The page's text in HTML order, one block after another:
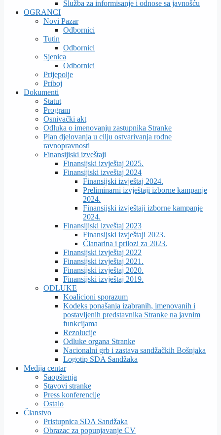
Služba za informisanje i odnose sa javnošću
OGRANCI
Novi Pazar
Odbornici
Tutin
Odbornici
Sjenica
Odbornici
Prijepolje
Priboj
Dokumenti
Statut
Program
Osnivački akt
Odluka o imenovanju zastupnika Stranke
Plan djelovanja u cilju ostvarivanja rodne
ravnopravnosti
Finansijiski izveštaji
Finansijski izvještaj 2025.
Finansijiski izveštaj 2024
Finansijski izvještaj 2024.
Preliminarni izvještaji izborne kampanje
2024.
Finansijski izvještaji izborne kampanje
2024.
Finansijiski izveštaj 2023
Finansijski izvještaji 2023.
Članarina i prilozi za 2023.
Finansijski izvještaj 2022
Finansijski izvještaj 2021.
Finansijski izvještaj 2020.
Finansijski izvještaj 2019.
ODLUKE
Koalicioni sporazum
Kodeks ponašanja izabranih, imenovanih i
postavljenih predstavnika Stranke na javnim
funkcijama
Rezolucije
Odluke organa Stranke
Nacionalni grb i zastava sandžačkih Bošnjaka
Logotip SDA Sandžaka
Medija centar
Saopštenja
Stavovi stranke
Press konferencije
Ostalo
Članstvo
Pristupnica SDA Sandžaka
Obrazac za popunjavanje CV